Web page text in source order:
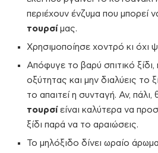
περιέχουν ένζυμα που μπορεί
τουρσί μας.
Χρησιμοποίησε χοντρό κι όχι
Απόφυγε το βαρύ σπιτικό ξίδι,
οξύτητας και μην διαλύεις το
το απαιτεί η συνταγή. Αν, πάλι,
τουρσί είναι καλύτερα να
ξίδι παρά να το αραιώσεις.
Το μηλόξιδο δίνει ωραίο